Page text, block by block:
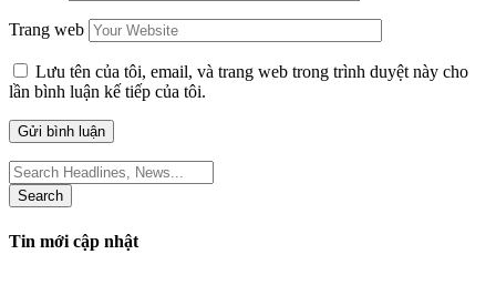
Trang web
Lưu tên của tôi, email, và trang web trong trình duyệt này cho
lần bình luận kế tiếp của tôi.
Search
for:
Tin mới cập nhật